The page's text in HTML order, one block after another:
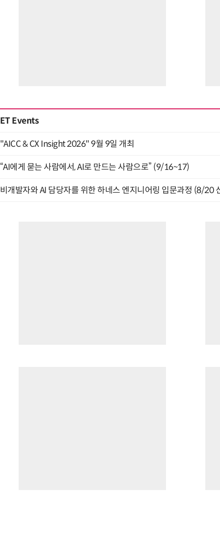
ET Events
"AICC & CX Insight 2026" 9월 9일 개최
“AI에게 묻는 사람에서, AI로 만드는 사람으로” (9/16~17)
비개발자와 AI 담당자를 위한 하네스 엔지니어링 입문과정 (8/20